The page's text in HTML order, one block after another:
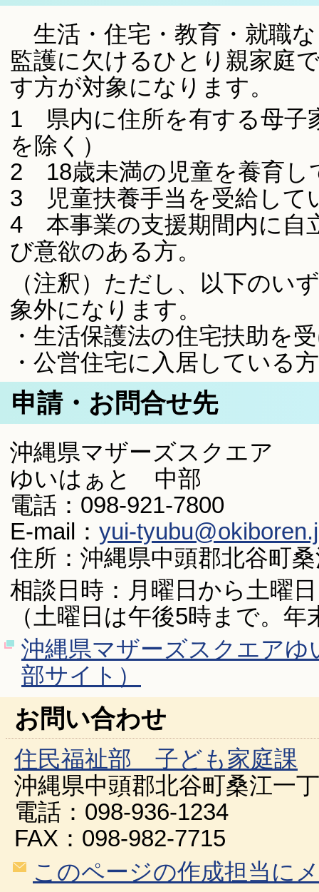
生活・住宅・教育・就職
監護に欠けるひとり親家庭
す方が対象になります。
1 県内に住所を有する母子
を除く）
2 18歳未満の児童を養育し
3 児童扶養手当を受給して
4 本事業の支援期間内に自
び意欲のある方。
（注釈）ただし、以下のい
象外になります。
・生活保護法の住宅扶助を
・公営住宅に入居している方
申請・お問合せ先
沖縄県マザーズスクエア
ゆいはぁと 中部
電話：098-921-7800
E-mail： yui-
住所：沖縄県中頭郡北谷町
相談日時：月曜日から土曜
（土曜日は午後5時まで。
沖縄県マザーズスクエア
部サイト）
お問い合わせ
住民福祉部 子ども家庭課
沖縄県中頭郡北谷町桑江一
電話：098-936-1234
FAX：098-982-7715
このページの作成担当に